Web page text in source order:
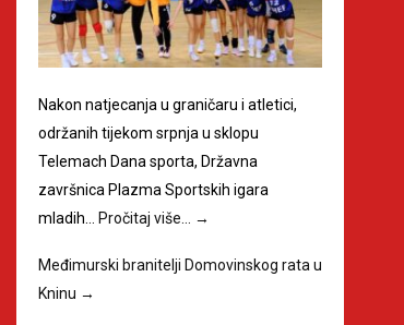
Nakon natjecanja u graničaru i atletici,
održanih tijekom srpnja u sklopu
Telemach Dana sporta, Državna
završnica Plazma Sportskih igara
mladih…
Pročitaj više… →
Međimurski branitelji Domovinskog rata u
Kninu →